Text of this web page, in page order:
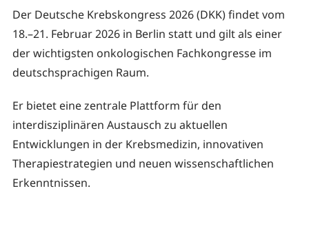
Der Deutsche Krebskongress 2026 (DKK) findet vom
18.–21. Februar 2026 in Berlin statt und gilt als einer
der wichtigsten onkologischen Fachkongresse im
deutschsprachigen Raum.
Er bietet eine zentrale Plattform für den
interdisziplinären Austausch zu aktuellen
Entwicklungen in der Krebsmedizin, innovativen
Therapiestrategien und neuen wissenschaftlichen
Erkenntnissen.